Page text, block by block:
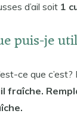
d’ail soit 1
puis-je
ce que
fraîche.